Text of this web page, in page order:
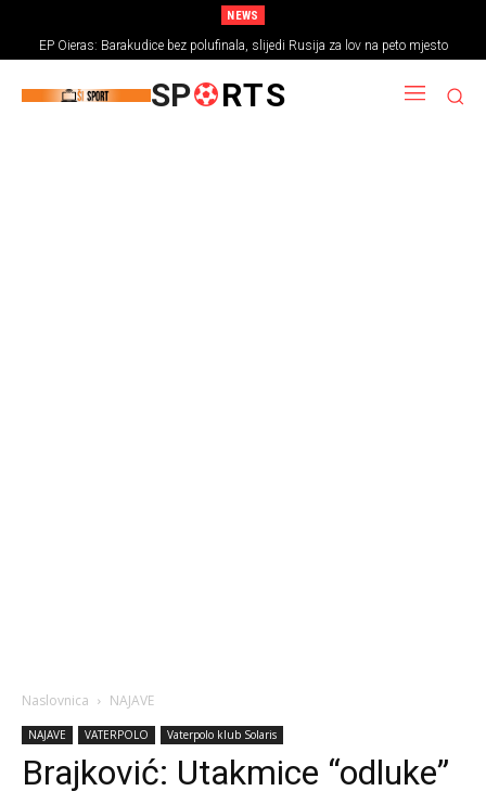
NEWS
EP Oieras: Barakudice bez polufinala, slijedi Rusija za lov na peto mjesto
SP RTS
Naslovnica NAJAVE
NAJAVE VATERPOLO Vaterpolo klub Solaris
Brajković: Utakmice “odluke”